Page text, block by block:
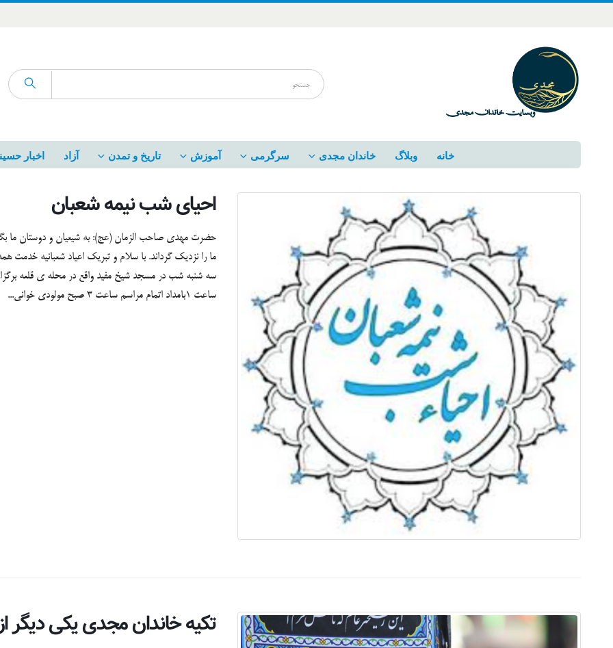
خانه وبلاگ خاندان مجدی سرگرمی آموزش تاریخ و تمدن آزاد اخبار
احیای شب نیمه شعبان
حضرت مهدی صاحب الزمان (عج): به شیعیان و دوستان ما
ما را نزدیک گرداند. با سلام و تبریک اعیاد شعبانیه خدمت
سه شنبه شب در مسجد شیخ مفید واقع در محله ی قلعه
ساعت 1بامداد اتمام مراسم ساعت 3 صبح مولودی خوانی...
تکیه خاندان مجدی یکی دیگر